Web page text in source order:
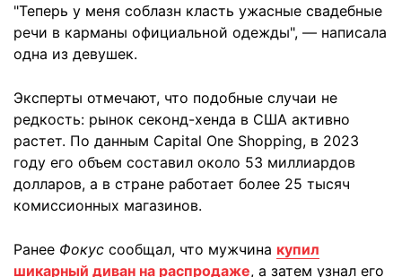
"Теперь у меня соблазн класть ужасные свадебные
речи в карманы официальной одежды", — написала
одна из девушек.
Эксперты отмечают, что подобные случаи не
редкость: рынок секонд-хенда в США активно
растет. По данным Capital One Shopping, в 2023
году его объем составил около 53 миллиардов
долларов, а в стране работает более 25 тысяч
комиссионных магазинов.
Ранее Фокус сообщал, что мужчина купил
шикарный диван на распродаже, а затем узнал его